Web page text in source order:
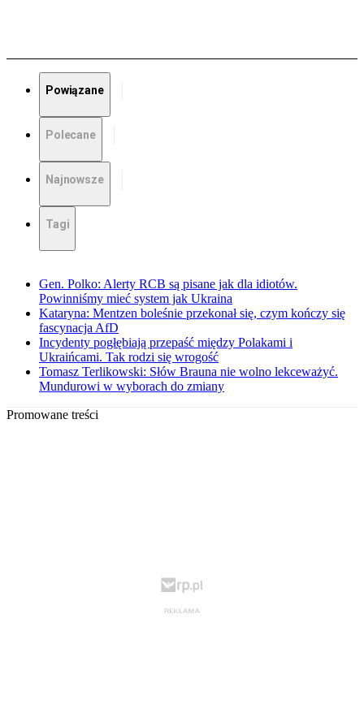
Powiązane
Polecane
Najnowsze
Tagi
Gen. Polko: Alerty RCB są pisane jak dla idiotów.
Powinniśmy mieć system jak Ukraina
Kataryna: Mentzen boleśnie przekonał się, czym kończy się
fascynacja AfD
Incydenty pogłębiają przepaść między Polakami i
Ukraińcami. Tak rodzi się wrogość
Tomasz Terlikowski: Słów Brauna nie wolno lekceważyć.
Mundurowi w wyborach do zmiany
Promowane treści